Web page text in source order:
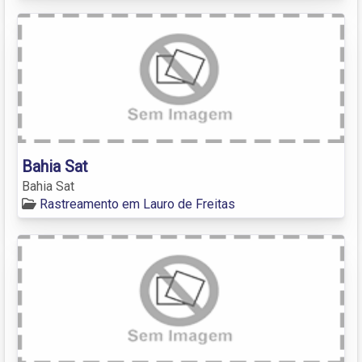
Bahia Sat
Bahia Sat
Rastreamento em Lauro de Freitas